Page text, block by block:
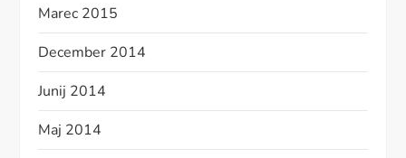
Marec 2015
December 2014
Junij 2014
Maj 2014